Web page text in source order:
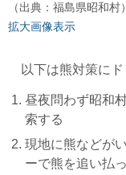
（出典：福島県昭和村）
拡大画像表示
以下は熊対策にド
昼夜問わず昭和
索する
現地に熊などが
ーで熊を追い払